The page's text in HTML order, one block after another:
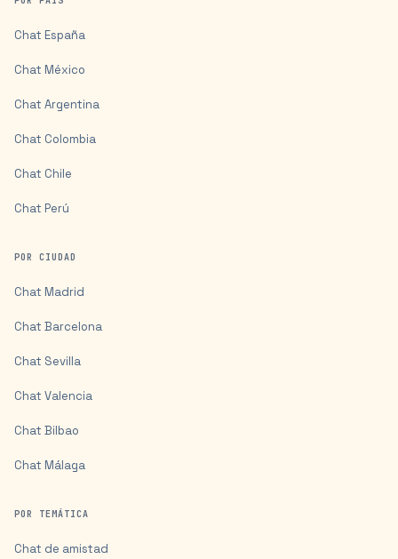
Chat España
Chat México
Chat Argentina
Chat Colombia
Chat Chile
Chat Perú
POR CIUDAD
Chat Madrid
Chat Barcelona
Chat Sevilla
Chat Valencia
Chat Bilbao
Chat Málaga
POR TEMÁTICA
Chat de amistad